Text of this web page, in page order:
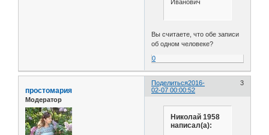
Иванович
Вы считаете, что обе записи
об одном человеке?
0
Поделиться 3
2016-
02-07 00:00:52
простомария
Модератор
Николай 1958
написал(а):